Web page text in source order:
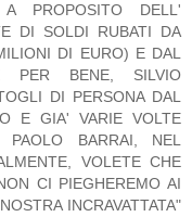
PROPOSITO DELL'
DI SOLDI RUBATI DA
DI EURO) E DAL
PER BENE, SILVIO
DI PERSONA DAL
E GIA' VARIE VOLTE
PAOLO BARRAI, NEL
VOLETE CHE
CI PIEGHEREMO AI
INCRAVATTATA"